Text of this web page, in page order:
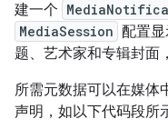
建一个
MediaSession 配置
题、艺术家和专辑封面
所需元数据可以在媒体
声明，如以下代码段所